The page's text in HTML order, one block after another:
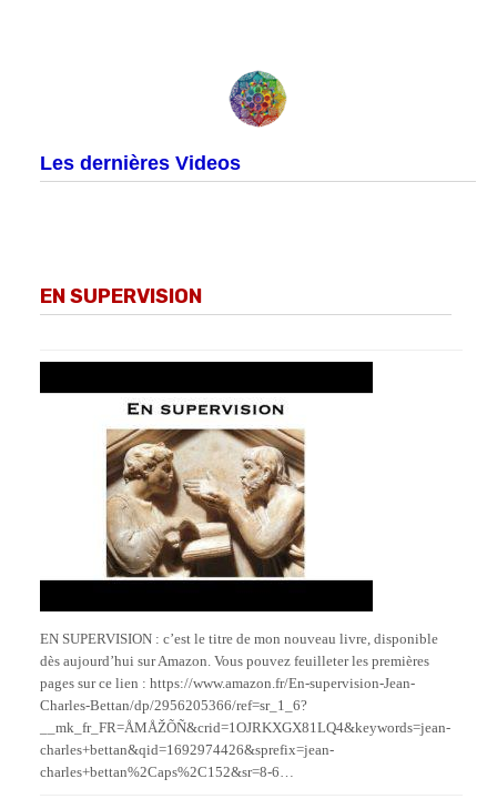
Les dernières Videos
EN SUPERVISION
EN SUPERVISION : c’est le titre de mon nouveau livre, disponible
dès aujourd’hui sur Amazon. Vous pouvez feuilleter les premières
pages sur ce lien : https://www.amazon.fr/En-supervision-Jean-
Charles-Bettan/dp/2956205366/ref=sr_1_6?
__mk_fr_FR=ÅMÅŽÕÑ&crid=1OJRKXGX81LQ4&keywords=jean-
charles+bettan&qid=1692974426&sprefix=jean-
charles+bettan%2Caps%2C152&sr=8-6…